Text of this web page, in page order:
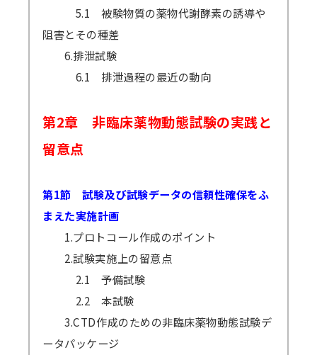
5.1 被験物質の薬物代謝酵素の誘導や
阻害とその種差
6.排泄試験
6.1 排泄過程の最近の動向
第2章 非臨床薬物動態試験の実践と
留意点
第1節 試験及び試験データの信頼性確保をふ
まえた実施計画
1.プロトコール作成のポイント
2.試験実施上の留意点
2.1 予備試験
2.2 本試験
3.CTD作成のための非臨床薬物動態試験デ
ータパッケージ